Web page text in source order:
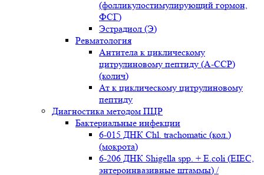
(фолликулостимулирующий гормон,
ФСГ)
Эстрадиол (Э)
Ревматология
Антитела к циклическому
цитрулиновому пептиду (A-ССР)
(колич)
Ат к циклическому цитрулиновому
пептиду
Диагностика методом ПЦР
Бактериальные инфекции
6-015 ДНК Chl. trachomatic (кол.)
(мокрота)
6-206 ДНК Shigella spp. + E.coli (EIEC,
энтероинвазивные штаммы) /